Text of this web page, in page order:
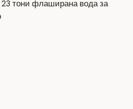
тони флаширана вода за